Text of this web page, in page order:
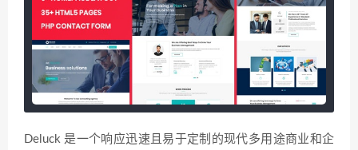
Deluck 是一个响应迅速且易于定制的现代多用途商业和企